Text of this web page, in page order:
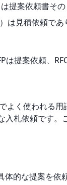
提案依頼書そ
見積依頼であ
は提案依頼、
よく使われる
入札依頼です
的な提案を依